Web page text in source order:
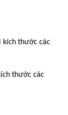
kích thước các
thước các